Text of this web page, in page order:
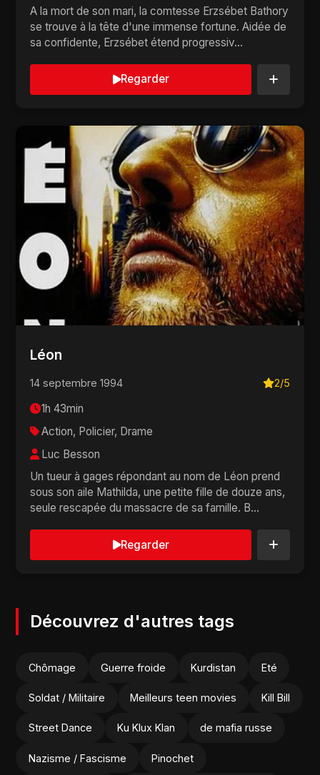
A la mort de son mari, la comtesse Erzsébet Bathory
se trouve à la tête d'une immense fortune. Aidée de
sa confidente, Erzsébet étend progressiv...
Regarder
Léon
14 septembre 1994 2/5
1h 43min
Action, Policier, Drame
Luc Besson
Un tueur à gages répondant au nom de Léon prend
sous son aile Mathilda, une petite fille de douze ans,
seule rescapée du massacre de sa famille. B...
Regarder
Découvrez d'autres tags
Chômage Guerre froide Kurdistan Eté
Soldat / Militaire Meilleurs teen movies Kill Bill
Street Dance Ku Klux Klan de mafia russe
Nazisme / Fascisme Pinochet